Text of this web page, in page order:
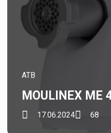
ATB
MOULINEX ME
17.06.2024 68